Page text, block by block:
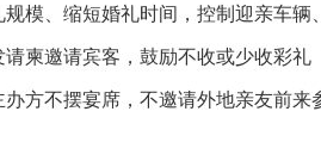
模、缩短婚礼时间，控制迎亲车
柬邀请宾客，鼓励不收或少收彩
方不摆宴席，不邀请外地亲友前